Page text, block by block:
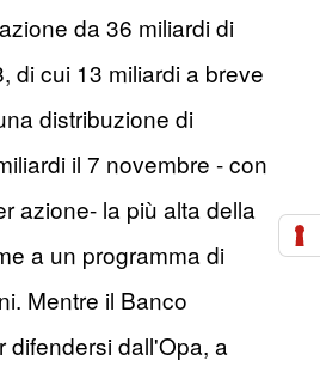
da 36 miliardi di
di cui 13 miliardi a breve
distribuzione di
il 7 novembre - con
azione- la più alta della
a un programma di
Mentre il Banco
difendersi dall'Opa, a